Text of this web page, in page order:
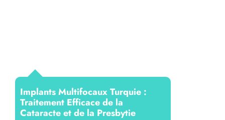
Implants Multifocaux Turquie :
Traitement Efficace de la
Cataracte et de la Presbytie